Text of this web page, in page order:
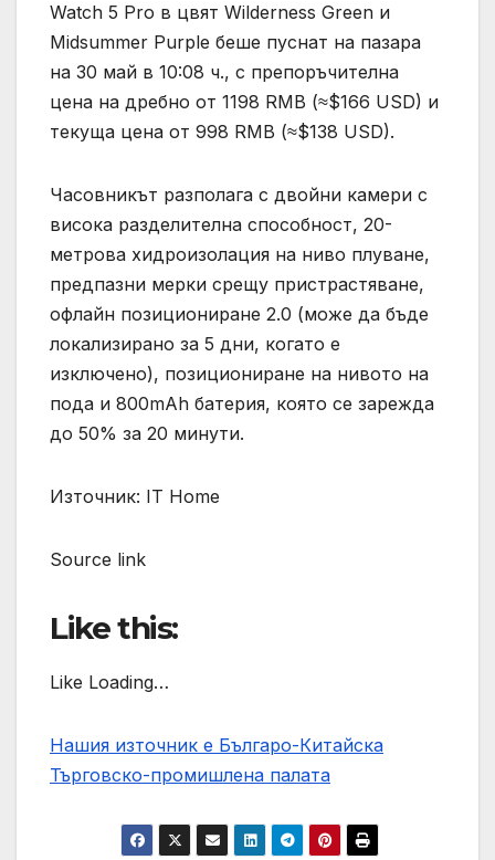
Watch 5 Pro в цвят Wilderness Green и
Midsummer Purple беше пуснат на пазара
на 30 май в 10:08 ч., с препоръчителна
цена на дребно от 1198 RMB (≈$166 USD) и
текуща цена от 998 RMB (≈$138 USD).
Часовникът разполага с двойни камери с
висока разделителна способност, 20-
метрова хидроизолация на ниво плуване,
предпазни мерки срещу пристрастяване,
офлайн позициониране 2.0 (може да бъде
локализирано за 5 дни, когато е
изключено), позициониране на нивото на
пода и 800mAh батерия, която се зарежда
до 50% за 20 минути.
Източник: IT Home
Source link
Like this:
Like Loading…
Нашия източник е Българо-Китайска
Търговско-промишлена палaта